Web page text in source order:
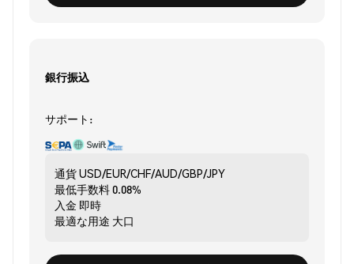
銀行振込
サポート:
通貨USD/EUR/CHF/AUD/GBP/JPY
最低手数料0.08%
入金 即時
最適な用途 大口